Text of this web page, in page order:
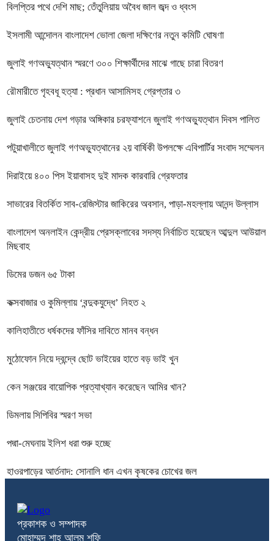
বিলপ্তির পথে দেশি মাছ; তেঁতুলিয়ায় অবৈধ জাল জব্দ ও ধ্বংস
ইসলামী আন্দোলন বাংলাদেশ ভোলা জেলা দক্ষিণের নতুন কমিটি ঘোষণা
জুলাই গণঅভ্যুত্থান স্মরণে ৩০০ শিক্ষার্থীদের মাঝে গাছে চারা বিতরণ
রৌমারীতে গৃহবধূ হত্যা : প্রধান আসামিসহ গ্রেপ্তার ৩
জুলাই চেতনায় দেশ গড়ার অঙ্গিকার চরফ্যাশনে জুলাই গণঅভ্যুত্থান দিবস পালিত
পটুয়াখালীতে জুলাই গণঅভ্যুত্থানের ২য় বার্ষিকী উপলক্ষে এবিপার্টির সংবাদ সম্মেলন
দিরাইয়ে ৪০০ পিস ইয়াবাসহ দুই মাদক কারবারি গ্রেফতার
সাভারের বিতর্কিত সাব-রেজিস্টার জাকিরের অবসান, পাড়া-মহল্লায় আনন্দ উল্লাস
বাংলাদেশ অনলাইন কেন্দ্রীয় প্রেসক্লাবের সদস্য নির্বাচিত হয়েছেন আব্দুল আউয়াল
মিছবাহ
ডিমের ডজন ৬৫ টাকা
কক্সবাজার ও কুমিল্লায় ‘বন্দুকযুদ্ধে’ নিহত ২
কালিহাতীতে ধর্ষকদের ফাঁসির দাবিতে মানব বন্ধন
মুঠোফোন নিয়ে দ্বন্দ্বে ছোট ভাইয়ের হাতে বড় ভাই খুন
কেন সঞ্জয়ের বায়োপিক প্রত্যাখ্যান করেছেন আমির খান?
ডিমলায় সিপিবির স্মরণ সভা
পদ্মা-মেঘনায় ইলিশ ধরা শুরু হচ্ছে
হাওরপাড়ের আর্তনাদ: সোনালি ধান এখন কৃষকের চোখের জল
প্রকাশক ও সম্পাদক
মোহাম্মদ শাহ আলম শফি